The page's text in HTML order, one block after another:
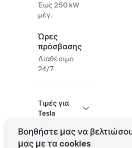
Έως 250 kW
μέγ.
Ώρες
πρόσβασης
Διαθέσιμο
24/7
Τιμές για
Tesla
Βοηθήστε μας να
μας με τα cookies